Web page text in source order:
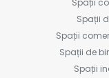
Spații
Spații
Spații de
Spații